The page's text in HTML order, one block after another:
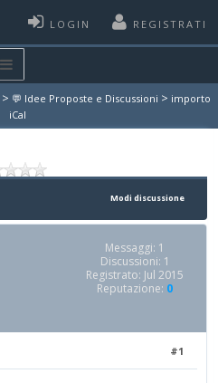
LOGIN REGISTRATI
> 💬 Idee Proposte e Discussioni > importo
iCal
Modi discussione
Messaggi: 1
Discussioni: 1
Registrato: Jul 2015
Reputazione: 0
#1